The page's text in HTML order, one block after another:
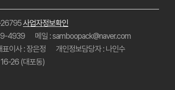
26795사업자정보확인
4939
메일 : samboopack@naver.com
표이사 : 장은정
개인정보담당자 : 나인수
26 (대포동)